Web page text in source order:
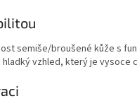
l
d
a
í
semiše/broušené kůže s
vzhled, který je vysoce